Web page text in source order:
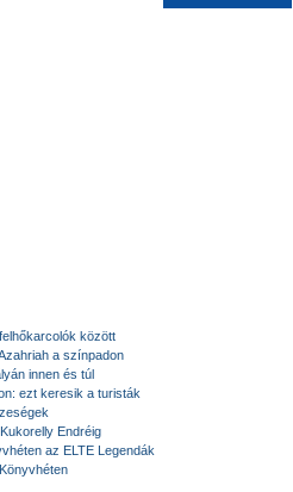
között
a színpadon
innen és túl
ezt keresik a turisták
Endréig
az ELTE Legendák